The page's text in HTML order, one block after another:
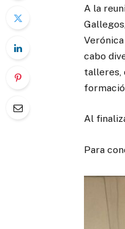
A la
cabo
talleres,
Al
Para